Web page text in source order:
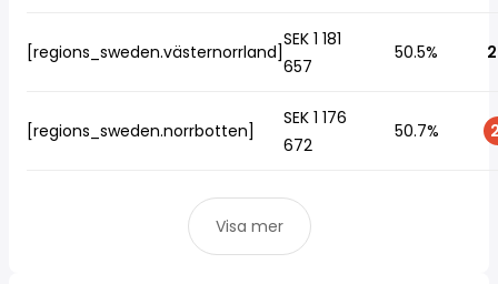
[regions_sweden.västernorrland]
SEK 1 181
657
50.5%
[regions_sweden.norrbotten]
SEK 1 176
672
50.7%
Visa mer